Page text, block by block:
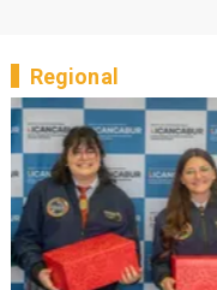
Regional